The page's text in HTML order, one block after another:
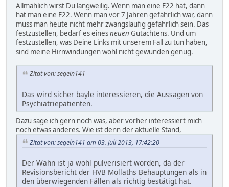
Allmählich wirst Du langweilig. Wenn man eine F22 hat, dann
hat man eine F22. Wenn man vor 7 Jahren gefährlich war, dann
muss man heute nicht mehr zwangsläufig gefährlich sein. Das
festzustellen, bedarf es einesneuen Gutachtens. Und um
festzustellen, was Deine Links mit unserem Fall zu tun haben,
sind meine Hirnwindungen wohl nicht gewunden genug.
Zitat von: segeln141
Das wird sicher bayle interessieren, die Aussagen von
Psychiatriepatienten.
Dazu sage ich gern noch was, aber vorher interessiert mich
noch etwas anderes. Wie ist denn der aktuelle Stand,
Zitat von: segeln141 am 03. Juli 2013, 17:42:20
Der Wahn ist ja wohl pulverisiert worden, da der
Revisionsbericht der HVB Mollaths Behauptungen als in
den überwiegenden Fällen als richtig bestätigt hat.